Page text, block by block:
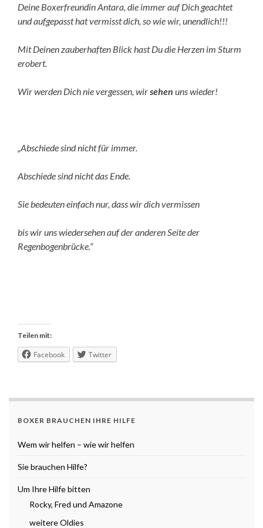
Deine Boxerfreundin Antara, die immer auf Dich geachtet
und aufgepasst hat vermisst dich, so wie wir, unendlich!!!
Mit Deinen zauberhaften Blick hast Du die Herzen im Sturm
erobert.
Wir werden Dich nie vergessen, wirsehen uns wieder!
„Abschiede sind nicht für immer.
Abschiede sind nicht das Ende.
Sie bedeuten einfach nur, dass wir dich vermissen
bis wir uns wiedersehen auf der anderen Seite der
Regenbogenbrücke.“
Teilen mit:
Facebook Twitter
BOXER BRAUCHEN IHRE HILFE
Wem wir helfen – wie wir helfen
Sie brauchen Hilfe?
Um Ihre Hilfe bitten
Rocky, Fred und Amazone
weitere Oldies